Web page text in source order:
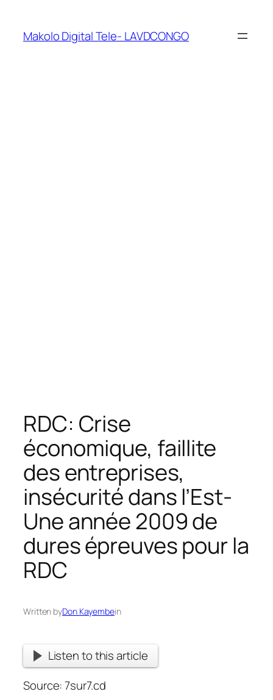
Makolo Digital Tele- LAVDCONGO
RDC: Crise
économique, faillite
des entreprises,
insécurité dans l’Est-
Une année 2009 de
dures épreuves pour la
RDC
Written byDon Kayembein
Listen to this article
Source: 7sur7.cd